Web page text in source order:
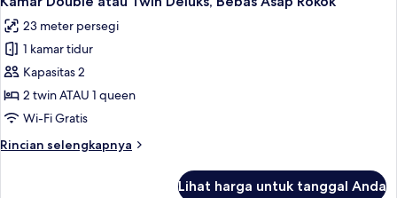
Tempat
Tidur
Bebas
Asap
Rokok
semua
foto
untuk
Kamar
Double
atau
Deluks,
23 meter persegi
1 kamar tidur
Kapasitas 2
2 twin ATAU 1 queen
Wi-Fi Gratis
Rincian selengkapnya
Rincian
Lihat harga untuk tanggal Anda